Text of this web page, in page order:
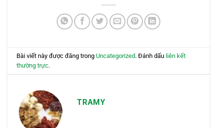
Bài viết này được đăng trongUncategorized. Đánh dấu liên kết
thường trực.
TRAMY